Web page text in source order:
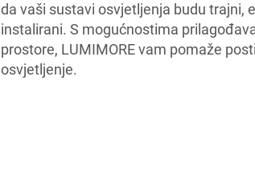
da vaši sustavi osvjetljenja budu trajni,
instalirani. S mogućnostima
prostore, LUMIMORE vam pomaže
osvjetljenje.